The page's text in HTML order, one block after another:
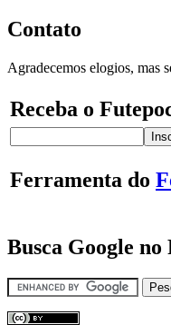
Contato
Agradecemos elogios, mas
Receba o
Ferramenta do
Busca Google no